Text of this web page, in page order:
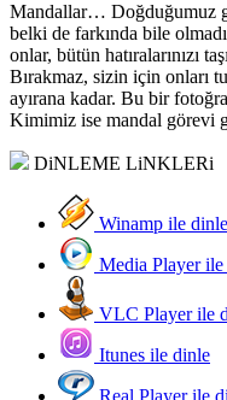
Mandallar… Doğduğumuz
belki de farkında bile
onlar, bütün hatıralarınızı
Bırakmaz, sizin için onları
ayırana kadar. Bu bir
Kimimiz ise mandal görevi
DiNLEME LiNKLERi
Winamp ile dinle
Media Player
VLC Player ile
Itunes ile dinle